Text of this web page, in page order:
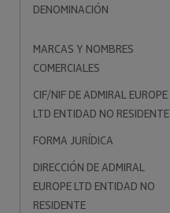
DENOMINACIÓN
MARCAS Y NOMBRES
COMERCIALES
CIF/NIF DE ADMIRAL EUROPE
LTD ENTIDAD NO RESIDENTE
FORMA JURÍDICA
DIRECCIÓN DE ADMIRAL
EUROPE LTD ENTIDAD NO
RESIDENTE